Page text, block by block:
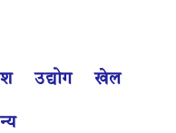
उद्योग खेल